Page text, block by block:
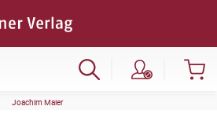
Joachim Maier